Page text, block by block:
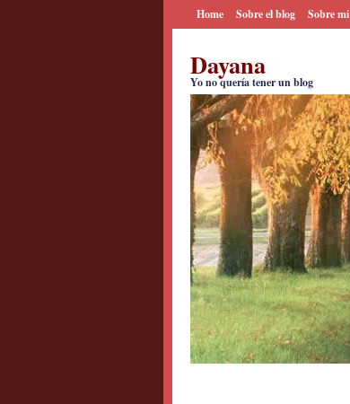
Home Sobre el blog Sobre mi
Dayana
Yo no quería tener un blog